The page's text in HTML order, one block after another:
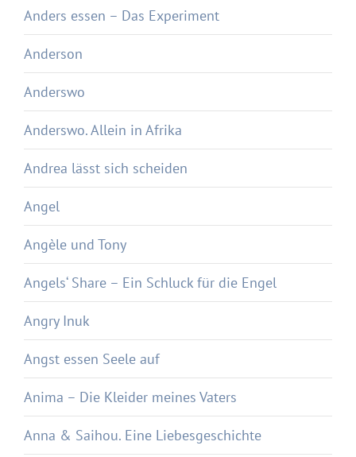
Anders essen – Das Experiment
Anderson
Anderswo
Anderswo. Allein in Afrika
Andrea lässt sich scheiden
Angel
Angèle und Tony
Angels‘ Share – Ein Schluck für die Engel
Angry Inuk
Angst essen Seele auf
Anima – Die Kleider meines Vaters
Anna & Saihou. Eine Liebesgeschichte